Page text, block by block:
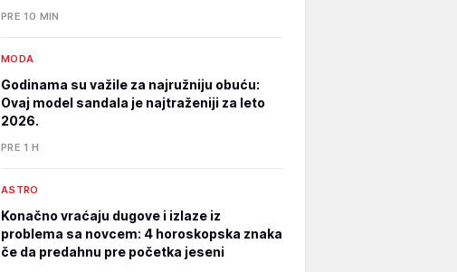
PRE 10 MIN
MODA
Godinama su važile za najružniju obuću:
Ovaj model sandala je najtraženiji za leto
2026.
PRE 1 H
ASTRO
Konačno vraćaju dugove i izlaze iz
problema sa novcem: 4 horoskopska znaka
če da predahnu pre početka jeseni